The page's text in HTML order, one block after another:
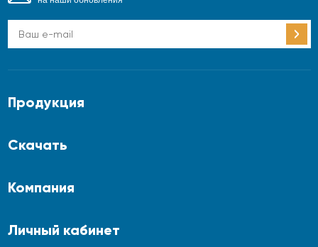
Продукция
Скачать
Компания
Личный кабинет